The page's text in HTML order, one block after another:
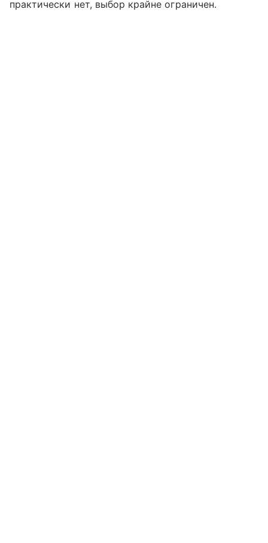
практически нет, выбор крайне ограничен.